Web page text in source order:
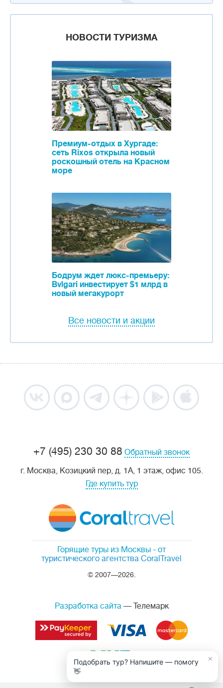
НОВОСТИ ТУРИЗМА
Премиум-отдых в Хургаде:
сеть Rixos открыла новый
роскошный отель на Красном
море
Бодрум ждет люкс-премьеру:
Bvlgari инвестирует $1 млрд в
новый мегакурорт
Все новости и акции
Горящие туры из Москвы - от
туристического агентства CoralTravel
© 2007—2026.
+7 (495) 230 30 88 Обратный звонок
г. Москва, Козицкий пер, д. 1А, 1 этаж, офис 105.
Где купить тур
Разработка сайта— Телемарк
Подобрать тур? Напишите — помогу
👋
×